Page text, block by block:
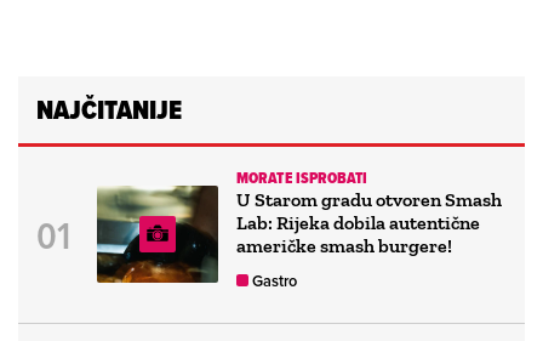
NAJČITANIJE
MORATE ISPROBATI
U Starom gradu otvoren Smash
Lab: Rijeka dobila autentične
američke smash burgere!
Gastro